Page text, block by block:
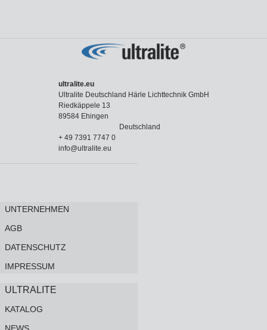
ultralite.eu
Ultralite Deutschland Härle Lichttechnik GmbH
Riedkäppele 13
89584 Ehingen
Deutschland
+ 49 7391 7747 0
info@ultralite.eu
UNTERNEHMEN
AGB
DATENSCHUTZ
IMPRESSUM
ULTRALITE
KATALOG